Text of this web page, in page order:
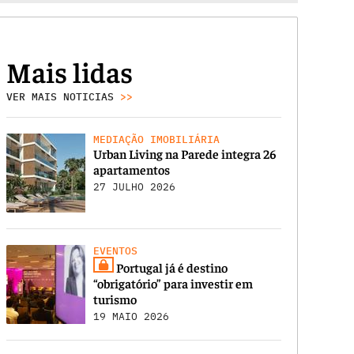
Mais lidas
VER MAIS NOTICIAS >>
MEDIAÇÃO IMOBILIÁRIA
Urban Living na Parede integra 26
apartamentos
27 JULHO 2026
EVENTOS
Portugal já é destino
“obrigatório” para investir em
turismo
19 MAIO 2026